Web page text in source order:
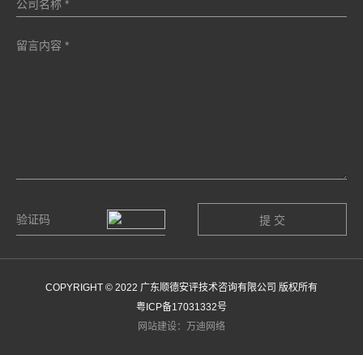
COPYRIGHT © 2022 广东顺德安评技术咨询有限公司 版权所有
粤ICP备17031332号
网站建设：万迪网络